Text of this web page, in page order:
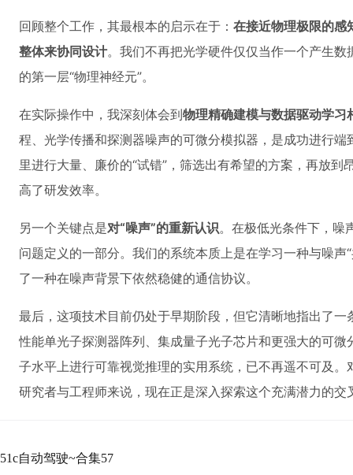
回顾整个工作，其最根本的启示在于： 在接近物理极限的感
整体来协同设计。我们不再把光学硬件仅仅当作一个产生
的第一层“物理神经元”。
在实际操作中，我深刻体会到物理精确建模与数据驱动学习
程、光学传播和探测器噪声的可微分模拟器，是成功进行
里进行大量、廉价的“试错”，筛选出有希望的方案，再放
高了研发效率。
另一个关键点是对“噪声”的重新认识。在极低光条件下，噪
问题定义的一部分。我们的系统本质上是在学习一种与噪声
了一种在噪声背景下依然稳健的通信协议。
最后，这项技术目前仍处于早期阶段，但它清晰地指出了
性能单光子探测器阵列、集成量子光子芯片和更强大的可
子水平上进行可靠视觉推理的实用系统，已不再遥不可及
研究者与工程师来说，现在正是深入探索这个充满潜力的交
51c自动驾驶~合集57